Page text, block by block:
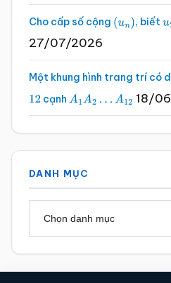
Cho cấp số cộng (un), biếtu
27/07/2026
Một khung hình trang trí có
12 cạnh A1A2…A 12 18/
DANH MỤC